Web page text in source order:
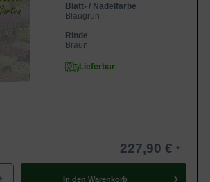
Blatt- / Nadelfarbe
Blaugrün
Rinde
Braun
Lieferbar
227,90 €
In den Warenkorb